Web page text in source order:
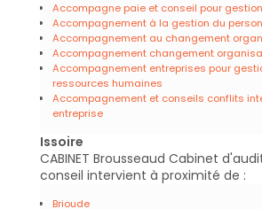
Accompagne paie et conseil pour
Accompagnement à la gestion du
Accompagnement au changement
Accompagnement changement
Accompagnement entreprises pour
ressources humaines
Accompagnement et conseils conflits
entreprise
Issoire
CABINET Brousseaud Cabinet
conseil intervient à proximité de :
Brioude